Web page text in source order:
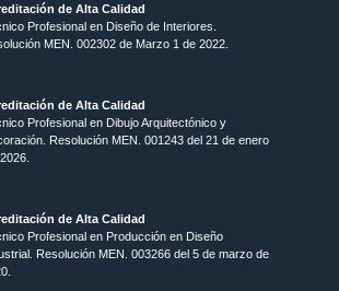
de Alta Calidad
Profesional en Diseño de Interiores.
MEN. 002302 de Marzo 1 de 2022.
de Alta Calidad
Profesional en Dibujo Arquitectónico y
Resolución MEN. 001243 del 21 de enero
de Alta Calidad
Profesional en Producción en Diseño
Resolución MEN. 003266 del 5 de marzo de